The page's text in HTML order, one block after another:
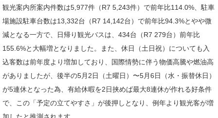
観光案内所案内件数は5,977件（R7 5,243件）で前年比114.0%、駐車
場施設駐車台数は13,332台（R7 14,142台）で前年比94.3%とやや微
減となる一方で、日帰り観光バスは、434台（R7 279台）前年比
155.6%と大幅増となりました。また、休日（土日祝）についても入
込客数は前年度より増加しており、国際情勢に伴う物価高騰や燃油高
がありましたが、後半の5月2日（土曜日）〜5月6日（水・振替休日）
が5連休となった為、有給休暇を2日挟めば最大8連休が作れる好条件
で、この「予定の立てやすさ」が後押しとなり、例年より観光客が増